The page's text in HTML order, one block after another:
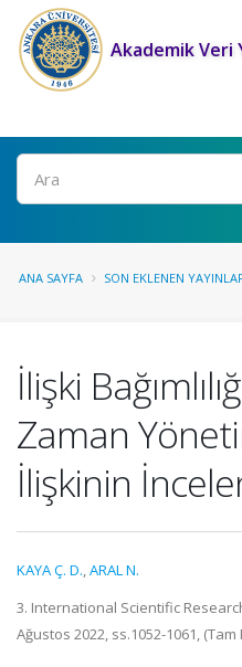
Akademik Veri
Ara
ANA SAYFA SON EKLENEN
İlişki
Zaman
İlişkinin
KAYA Ç. D.,ARAL N.
3. International Scientific
Ağustos 2022, ss.1052-1061,